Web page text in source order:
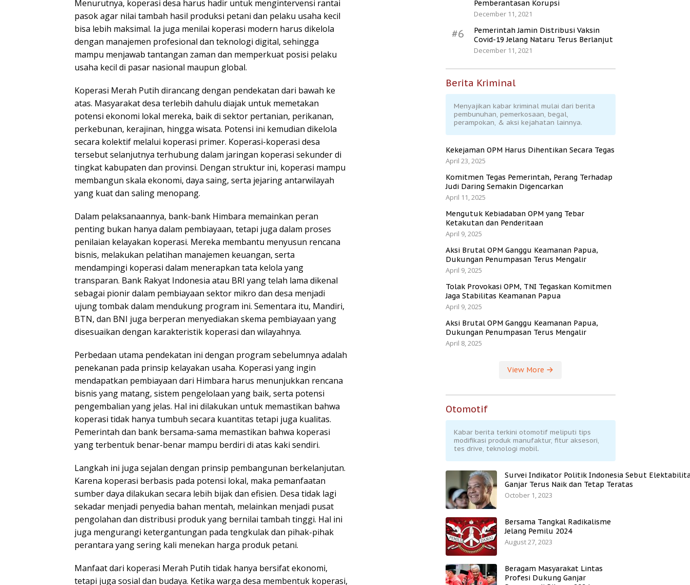
Menurutnya, koperasi desa harus hadir untuk mengintervensi rantai
pasok agar nilai tambah hasil produksi petani dan pelaku usaha kecil
bisa lebih maksimal. Ia juga menilai koperasi modern harus dikelola
dengan manajemen profesional dan teknologi digital, sehingga
mampu menjawab tantangan zaman dan memperkuat posisi pelaku
usaha kecil di pasar nasional maupun global.
Koperasi Merah Putih dirancang dengan pendekatan dari bawah ke
atas. Masyarakat desa terlebih dahulu diajak untuk memetakan
potensi ekonomi lokal mereka, baik di sektor pertanian, perikanan,
perkebunan, kerajinan, hingga wisata. Potensi ini kemudian dikelola
secara kolektif melalui koperasi primer. Koperasi-koperasi desa
tersebut selanjutnya terhubung dalam jaringan koperasi sekunder di
tingkat kabupaten dan provinsi. Dengan struktur ini, koperasi mampu
membangun skala ekonomi, daya saing, serta jejaring antarwilayah
yang kuat dan saling menopang.
Dalam pelaksanaannya, bank-bank Himbara memainkan peran
penting bukan hanya dalam pembiayaan, tetapi juga dalam proses
penilaian kelayakan koperasi. Mereka membantu menyusun rencana
bisnis, melakukan pelatihan manajemen keuangan, serta
mendampingi koperasi dalam menerapkan tata kelola yang
transparan. Bank Rakyat Indonesia atau BRI yang telah lama dikenal
sebagai pionir dalam pembiayaan sektor mikro dan desa menjadi
ujung tombak dalam mendukung program ini. Sementara itu, Mandiri,
BTN, dan BNI juga berperan menyediakan skema pembiayaan yang
disesuaikan dengan karakteristik koperasi dan wilayahnya.
Perbedaan utama pendekatan ini dengan program sebelumnya adalah
penekanan pada prinsip kelayakan usaha. Koperasi yang ingin
mendapatkan pembiayaan dari Himbara harus menunjukkan rencana
bisnis yang matang, sistem pengelolaan yang baik, serta potensi
pengembalian yang jelas. Hal ini dilakukan untuk memastikan bahwa
koperasi tidak hanya tumbuh secara kuantitas tetapi juga kualitas.
Pemerintah dan bank bersama-sama memastikan bahwa koperasi
yang terbentuk benar-benar mampu berdiri di atas kaki sendiri.
Langkah ini juga sejalan dengan prinsip pembangunan berkelanjutan.
Karena koperasi berbasis pada potensi lokal, maka pemanfaatan
sumber daya dilakukan secara lebih bijak dan efisien. Desa tidak lagi
sekadar menjadi penyedia bahan mentah, melainkan menjadi pusat
pengolahan dan distribusi produk yang bernilai tambah tinggi. Hal ini
juga mengurangi ketergantungan pada tengkulak dan pihak-pihak
perantara yang sering kali menekan harga produk petani.
Manfaat dari koperasi Merah Putih tidak hanya bersifat ekonomi,
tetapi juga sosial dan budaya. Ketika warga desa membentuk koperasi,
Pemberantasan Korupsi
December 11, 2021
#6
Pemerintah Jamin Distribusi Vaksin
Covid-19 Jelang Nataru Terus Berlanjut
December 11, 2021
Berita Kriminal
Menyajikan kabar kriminal mulai dari berita
pembunuhan, pemerkosaan, begal,
perampokan, & aksi kejahatan lainnya.
Kekejaman OPM Harus Dihentikan Secara Tegas
April 23, 2025
Komitmen Tegas Pemerintah, Perang Terhadap
Judi Daring Semakin Digencarkan
April 11, 2025
Mengutuk Kebiadaban OPM yang Tebar
Ketakutan dan Penderitaan
April 9, 2025
Aksi Brutal OPM Ganggu Keamanan Papua,
Dukungan Penumpasan Terus Mengalir
April 9, 2025
Tolak Provokasi OPM, TNI Tegaskan Komitmen
Jaga Stabilitas Keamanan Papua
April 9, 2025
Aksi Brutal OPM Ganggu Keamanan Papua,
Dukungan Penumpasan Terus Mengalir
April 8, 2025
View More
Otomotif
Kabar berita terkini otomotif meliputi tips
modifikasi produk manufaktur, fitur aksesori,
tes drive, teknologi mobil.
Survei Indikator Politik Indonesia Sebut
Ganjar Terus Naik dan Tetap Teratas
October 1, 2023
Bersama Tangkal Radikalisme
Jelang Pemilu 2024
August 27, 2023
Beragam Masyarakat Lintas
Profesi Dukung Ganjar